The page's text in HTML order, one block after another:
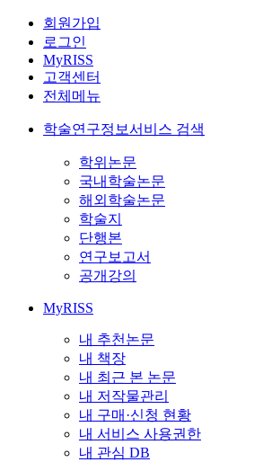
회원가입
로그인
MyRISS
고객센터
전체메뉴
학술연구정보서비스 검색
학위논문
국내학술논문
해외학술논문
학술지
단행본
연구보고서
공개강의
MyRISS
내 추천논문
내 책장
내 최근 본 논문
내 저작물관리
내 구매·신청 현황
내 서비스 사용권한
내 관심 DB